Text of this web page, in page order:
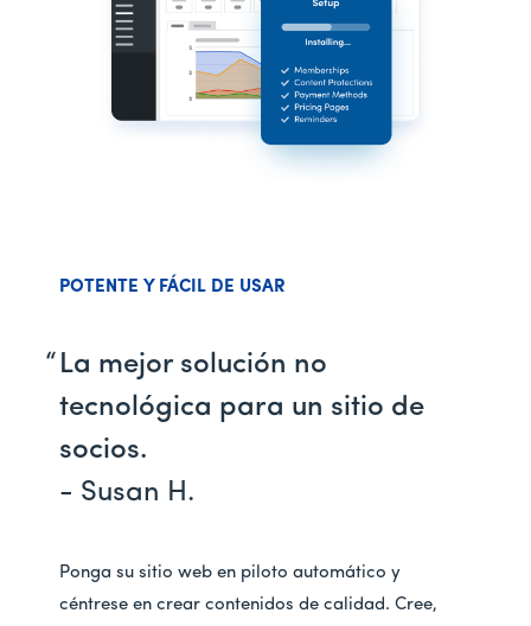
POTENTE Y FÁCIL DE USAR
La mejor solución no
tecnológica para un sitio de
socios.
- Susan H.
Ponga su sitio web en piloto automático y
céntrese en crear contenidos de calidad. Cree,